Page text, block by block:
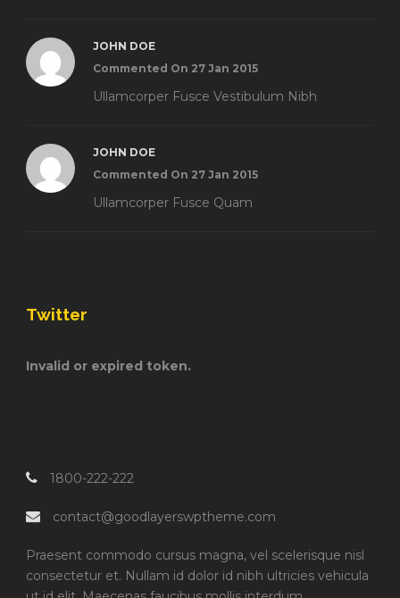
JOHN DOE
Commented On 27 Jan 2015
Ullamcorper Fusce Vestibulum Nibh
JOHN DOE
Commented On 27 Jan 2015
Ullamcorper Fusce Quam
Twitter
Invalid or expired token.
1800-222-222
contact@goodlayerswptheme.com
Praesent commodo cursus magna, vel scelerisque nisl
consectetur et. Nullam id dolor id nibh ultricies vehicula